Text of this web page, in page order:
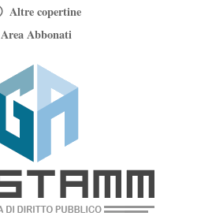
Altre copertine
Area Abbonati